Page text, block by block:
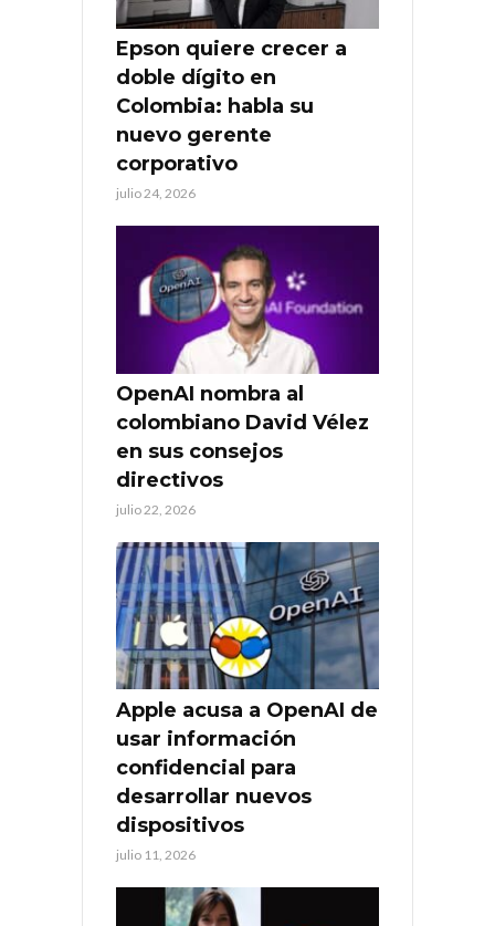
Epson quiere crecer a
doble dígito en
Colombia: habla su
nuevo gerente
corporativo
julio 24, 2026
OpenAI nombra al
colombiano David Vélez
en sus consejos
directivos
julio 22, 2026
Apple acusa a OpenAI de
usar información
confidencial para
desarrollar nuevos
dispositivos
julio 11, 2026